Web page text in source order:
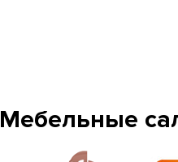
Мебельные